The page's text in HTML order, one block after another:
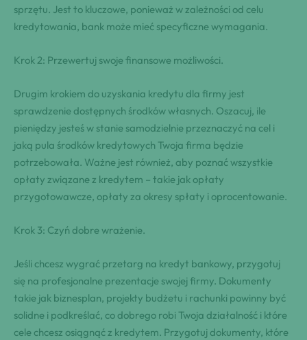
sprzętu. Jest to kluczowe, ponieważ w zależności od celu
kredytowania, bank może mieć specyficzne wymagania.
Krok 2: Przewertuj swoje finansowe możliwości.
Drugim krokiem do uzyskania kredytu dla firmy jest
sprawdzenie dostępnych środków własnych. Oszacuj, ile
pieniędzy jesteś w stanie samodzielnie przeznaczyć na cel i
jaką pula środków kredytowych Twoja firma będzie
potrzebowała. Ważne jest również, aby poznać wszystkie
opłaty związane z kredytem – takie jak opłaty
przygotowawcze, opłaty za okresy spłaty i oprocentowanie.
Krok 3: Czyń dobre wrażenie.
Jeśli chcesz wygrać przetarg na kredyt bankowy, przygotuj
się na profesjonalne prezentacje swojej firmy. Dokumenty
takie jak biznesplan, projekty budżetu i rachunki powinny być
solidne i podkreślać, co dobrego robi Twoja działalność i które
cele chcesz osiągnąć z kredytem. Przygotuj dokumenty, które